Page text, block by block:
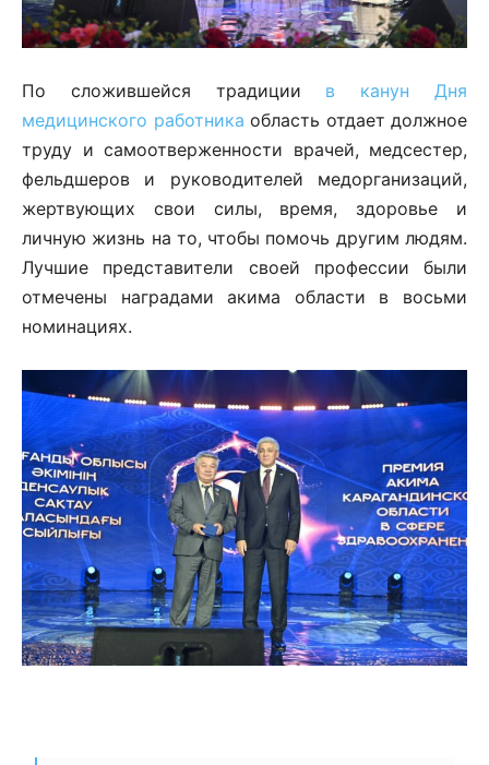
По сложившейся традиции в канун Дня
медицинского работника область отдает должное
труду и самоотверженности врачей, медсестер,
фельдшеров и руководителей медорганизаций,
жертвующих свои силы, время, здоровье и
личную жизнь на то, чтобы помочь другим людям.
Лучшие представители своей профессии были
отмечены наградами акима области в восьми
номинациях.